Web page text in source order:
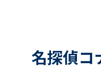
名探偵コ